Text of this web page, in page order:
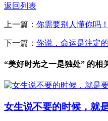
返回列表
上一篇： 你需要别人懂你吗！
下一篇： 你说，命运是注定
“美好时光之一是独处” 的相
女生说不要的时候，就是